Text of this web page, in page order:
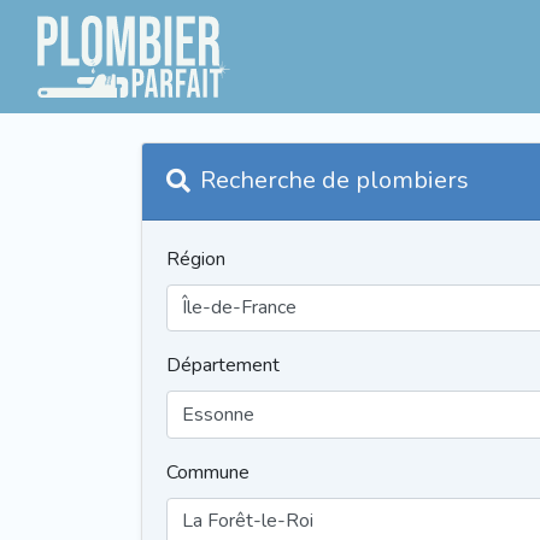
Recherche de plombiers
Région
Département
Commune